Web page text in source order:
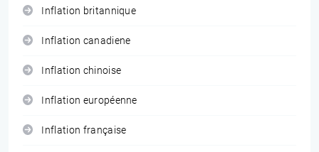
Inflation britannique
Inflation canadiene
Inflation chinoise
Inflation européenne
Inflation française